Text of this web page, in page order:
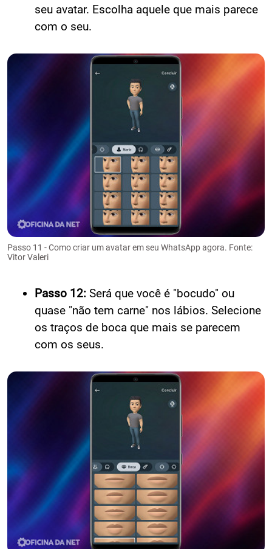
seu avatar. Escolha aquele que mais parece
com o seu.
Passo 11 - Como criar um avatar em seu WhatsApp agora. Fonte:
Vitor Valeri
Passo 12: Será que você é "bocudo" ou
quase "não tem carne" nos lábios. Selecione
os traços de boca que mais se parecem
com os seus.